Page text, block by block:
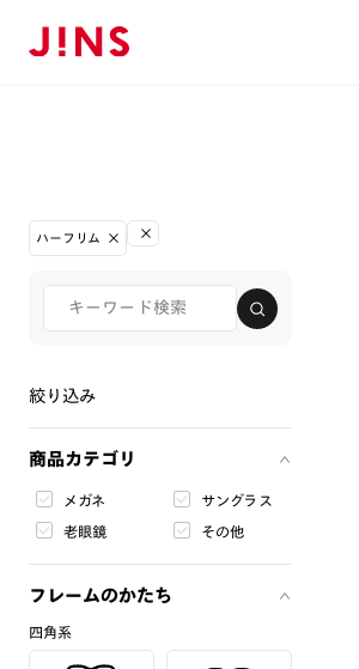
ハーフリム
絞り込み
商品カテゴリ
メガネ サングラス
老眼鏡 その他
フレームのかたち
四角系